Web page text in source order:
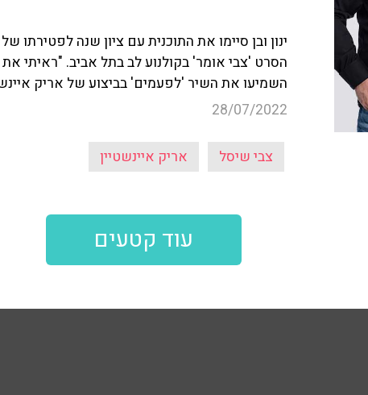
הסרט 'צבי אומר' בקולנוע לב בתל אביב. "ראיתי
השמיעו את השיר 'לפעמים' בביצוע של אריק
28/07/2022
צבי שיסל אריק איינשטיין
עוד קטעים